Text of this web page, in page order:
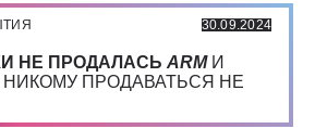
30.09.2024
НЕ ПРОДАЛАСЬ ARMИ
НИКОМУ ПРОДАВАТЬСЯ НЕ